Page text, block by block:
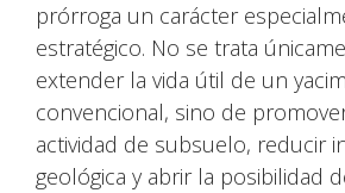
prórroga un carácter
estratégico. No se trata
extender la vida útil de un
convencional, sino de
actividad de subsuelo, reducir
geológica y abrir la posibilidad